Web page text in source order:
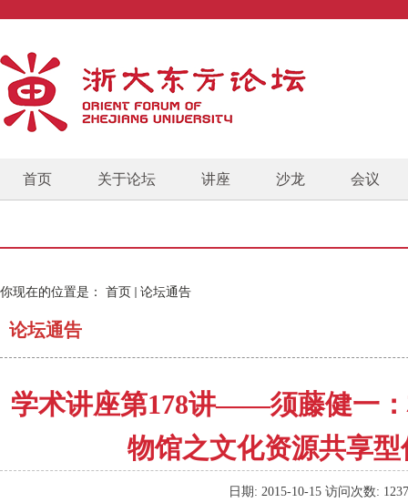
首页 关于论坛 讲座 沙龙 会议
你现在的位置是： 首页 论坛通告
论坛通告
学术讲座第178讲——须藤健一
物馆之文化资源共享
日期: 2015-10-15 访问次数: 1237